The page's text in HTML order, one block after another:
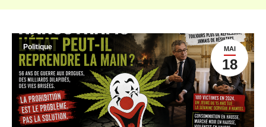
MAI
18
Politique